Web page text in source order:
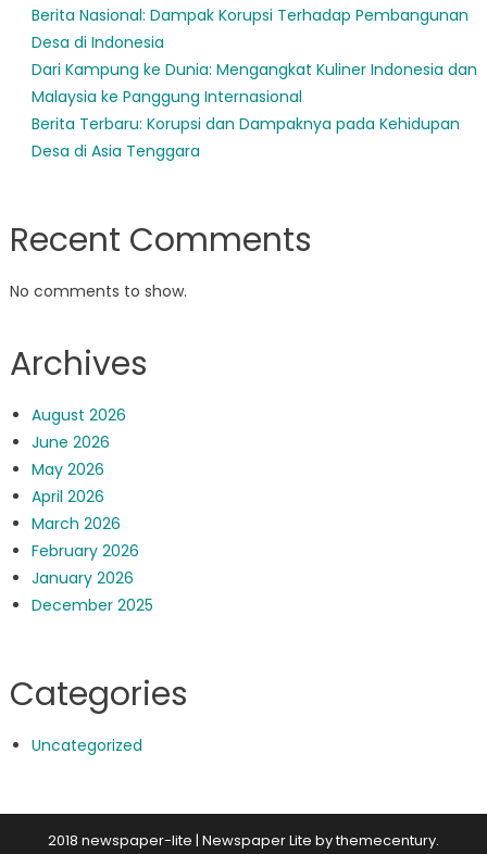
Berita Nasional: Dampak Korupsi Terhadap Pembangunan
Desa di Indonesia
Dari Kampung ke Dunia: Mengangkat Kuliner Indonesia dan
Malaysia ke Panggung Internasional
Berita Terbaru: Korupsi dan Dampaknya pada Kehidupan
Desa di Asia Tenggara
Recent Comments
No comments to show.
Archives
August 2026
June 2026
May 2026
April 2026
March 2026
February 2026
January 2026
December 2025
Categories
Uncategorized
2018 newspaper-lite | Newspaper Lite bythemecentury.